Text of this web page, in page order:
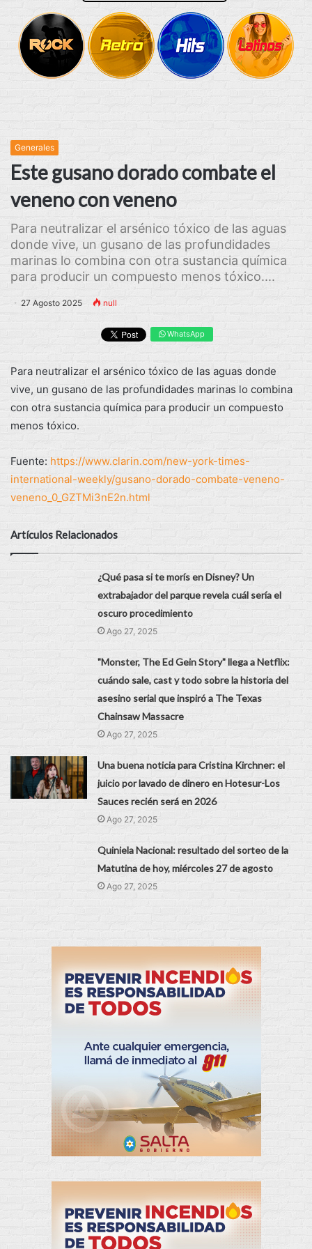
Generales
Este gusano dorado combate el
veneno con veneno
Para neutralizar el arsénico tóxico de las aguas
donde vive, un gusano de las profundidades
marinas lo combina con otra sustancia química
para producir un compuesto menos tóxico....
27 Agosto 2025 null
WhatsApp
Para neutralizar el arsénico tóxico de las aguas donde
vive, un gusano de las profundidades marinas lo combina
con otra sustancia química para producir un compuesto
menos tóxico.
Fuente: https://www.clarin.com/new-york-times-
international-weekly/gusano-dorado-combate-veneno-
veneno_0_GZTMi3nE2n.html
Artículos Relacionados
¿Qué pasa si te morís en Disney? Un
extrabajador del parque revela cuál sería el
oscuro procedimiento
Ago 27, 2025
"Monster, The Ed Gein Story" llega a Netflix:
cuándo sale, cast y todo sobre la historia del
asesino serial que inspiró a The Texas
Chainsaw Massacre
Ago 27, 2025
Una buena noticia para Cristina Kirchner: el
juicio por lavado de dinero en Hotesur-Los
Sauces recién será en 2026
Ago 27, 2025
Quiniela Nacional: resultado del sorteo de la
Matutina de hoy, miércoles 27 de agosto
Ago 27, 2025